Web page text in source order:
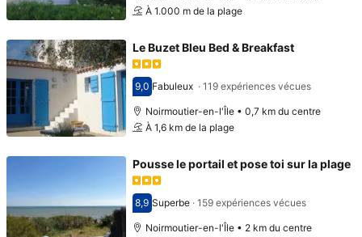
À 1.000 m de la plage
Le Buzet Bleu Bed & Breakfast
Avec une note de 9,0
9,0 Fabuleux · 119 expériences vécues
Noirmoutier-en-l'Île • 0,7 km du centre
À 1,6 km de la plage
Pousse le portail et pose toi sur la plage
Avec une note de 8,9
8,9 Superbe· 159 expériences vécues
Noirmoutier-en-l'Île • 2 km du centre